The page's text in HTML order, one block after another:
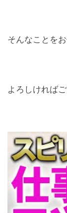
そんなことを
よろしければご